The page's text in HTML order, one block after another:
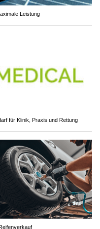
Leistung
für Klinik, Praxis und Rettung